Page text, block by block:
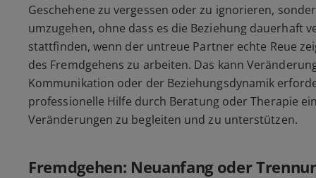
Geschehene zu vergessen oder zu ignorieren,
umzugehen, ohne dass es die Beziehung dauerhaft
stattfinden, wenn der untreue Partner echte Reue
des Fremdgehens zu arbeiten. Das kann
Kommunikation oder der Beziehungsdynamik
professionelle Hilfe durch Beratung oder Therapie
Veränderungen zu begleiten und zu unterstützen.
Fremdgehen: Neuanfang oder